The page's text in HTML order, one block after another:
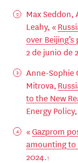
Max Seddon,
Leahy, «
over
2 de junio de
Anne-Sophie
Mitrova,
to the New
Energy
«Gazprom
amounting to
2024.